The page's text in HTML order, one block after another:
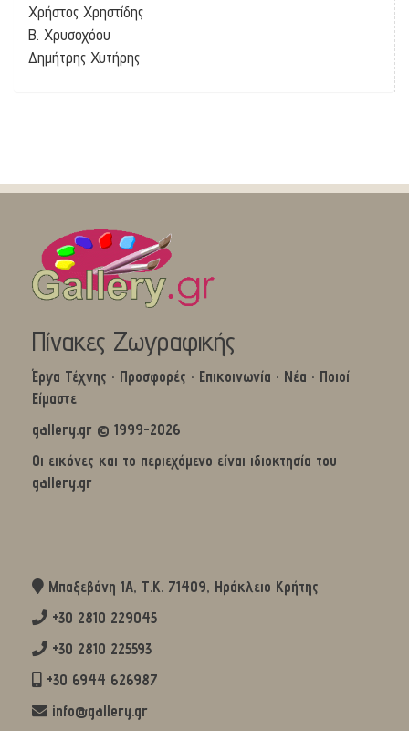
Χρήστος Χρηστίδης
Β. Χρυσοχόου
Δημήτρης Χυτήρης
Πίνακες Ζωγραφικής
Έργα Τέχνης · Προσφορές · Επικοινωνία · Νέα · Ποιοί
Είμαστε
gallery.gr © 1999-2026
Οι εικόνες και το περιεχόμενο είναι ιδιοκτησία του
gallery.gr
Μπαξεβάνη 1Α, Τ.Κ. 71409, Ηράκλειο Κρήτης
+30 2810 229045
+30 2810 225593
+30 6944 626987
info@gallery.gr